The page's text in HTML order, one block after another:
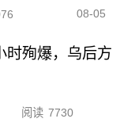
08-05
时殉爆，乌后方
阅读 7730